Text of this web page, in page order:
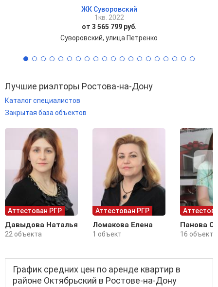
ЖК Суворовский
1кв. 2022
от 3 565 799 руб.
Суворовский, улица Петренко
Лучшие риэлторы Ростова-на-Дону
Каталог специалистов
Закрытая база объектов
Аттестован РГР
Давыдова Наталья
22 объекта
Аттестован РГР
Ломакова Елена
1 объект
Панова
16
График средних цен по аренде квартир в
районе Октябрьский в Ростове-на-Дону